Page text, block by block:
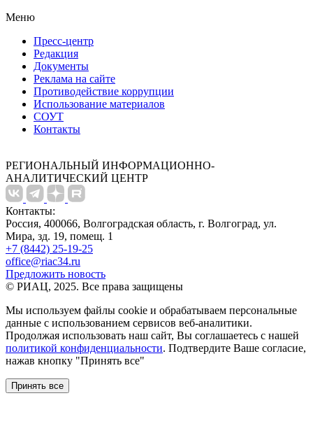
Меню
Пресс-центр
Редакция
Документы
Реклама на сайте
Противодействие коррупции
Использование материалов
СОУТ
Контакты
РЕГИОНАЛЬНЫЙ ИНФОРМАЦИОННО-
АНАЛИТИЧЕСКИЙ ЦЕНТР
Контакты:
Россия, 400066, Волгоградская область, г. Волгоград, ул.
Мира, зд. 19, помещ. 1
+7 (8442) 25-19-25
office@riac34.ru
Предложить новость
© РИАЦ, 2025. Все права защищены
Мы используем файлы сookie и обрабатываем персональные
данные с использованием сервисов веб-аналитики.
Продолжая использовать наш сайт, Вы соглашаетесь с нашей
политикой конфиденциальности. Подтвердите Ваше согласие,
нажав кнопку "Принять все"
Принять все